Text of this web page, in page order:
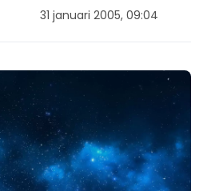
31 januari 2005, 09:04